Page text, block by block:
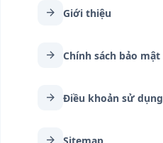
arrow_forward Giới thiệu
arrow_forward Chính sách bảo mật
arrow_forward Điều khoản sử dụng